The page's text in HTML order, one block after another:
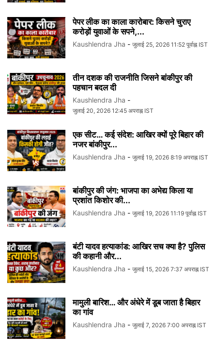
पेपर लीक का काला कारोबार: किसने चुराए
करोड़ों युवाओं के सपने,...
Kaushlendra Jha - जुलाई 25, 2026 11:52 पूर्वाह्न IST
तीन दशक की राजनीति जिसने बांकीपुर की
पहचान बदल दी
Kaushlendra Jha -
जुलाई 20, 2026 12:45 अपराह्न IST
एक सीट… कई संदेश: आखिर क्यों पूरे बिहार की
नजर बांकीपुर...
Kaushlendra Jha - जुलाई 19, 2026 8:19 अपराह्न IST
बांकीपुर की जंग: भाजपा का अभेद्य किला या
प्रशांत किशोर की...
Kaushlendra Jha - जुलाई 19, 2026 11:19 पूर्वाह्न IST
बंटी यादव हत्याकांड: आखिर सच क्या है? पुलिस
की कहानी और...
Kaushlendra Jha - जुलाई 15, 2026 7:37 अपराह्न IST
मामुली बारिश… और अंधेरे में डूब जाता है बिहार
का गांव
Kaushlendra Jha - जुलाई 7, 2026 7:00 अपराह्न IST